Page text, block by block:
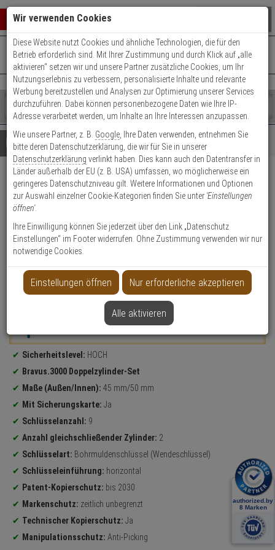
Warenkorb schließen
0 ARTIKEL IM WARENKORB
Ihr Warenkorb ist momentan leer.
Ergebnisse ()
Fertig
Shop
durchsuchen
Bitte
geben
Sie
mindestens
Zeichen
ein,
um
Suche
Es
wurde
noch
Kategorien
Suche
gestartet
+49 (0)821 899 493-0Mo. - Do.: 8:00 - 16:30 | Fr.: 8:00 - 14:00 Uhr
Kontaktservice nutzen
Details Beratung
2er Abus Bravus 3000
Doppelzylinder 45/50 9 Schl.
Produktmerkmale
Zylinder messen
Produktinformationen
Sicherheitslevel: HOCH
Bravus.3000 Doppelzylinder-Set
Maße (Außen/Innen): 45 mm/50 mm
Mit Sicherungskarte: Ja
Schlüsselanzahl: 9
Anzahl gleichschließender Zylinder: 2
Schlüsselart: Bohrmuldenschlüssel (Wendeschlüssel)
Schlüsseleinführung: horizontal
Patent-Kopierschutz: bis 2030
Markenschutz: zeitlich unbegrenzt
Technischer Kopierschutz: Ja
Manipulationsschutz: Anti-Picking
Wir verwenden Cookies
Diese Website nutzt Cookies und ähnliche Technologien, die für den
Betrieb erforderlich sind. Mit Ihrer Zustimmung und durch Klick auf „alle
aktivieren“ setzen wir und unsere Partner zusätzliche Cookies, um Ihr
Nutzungserlebnis zu verbessern, personalisierte Inhalte und relevante
Werbung bereitzustellen und Analysen zur Optimierung unserer Services
durchzuführen. Dabei können personenbezogene Daten wie Ihre IP-
Adresse verarbeitet werden, um Inhalte an Ihre Interessen anzupassen.
Wie unsere Partner, z. B. Google , Ihre Daten verwenden, entnehmen Sie
bitte deren Datenschutzerklärung, die wir für Sie in unserer
Datenschutzerklärung verlinkt haben. Dies kann auch den Datentransfer in
Länder außerhalb der EU (z. B. USA) umfassen, wo möglicherweise ein
geringeres Datenschutzniveau gilt. Weitere Informationen und Optionen
zur Auswahl einzelner Cookie-Kategorien finden Sie unter 'Einstellungen
öffnen'.
Ihre Einwilligung können Sie jederzeit über den Link „Datenschutz
Einstellungen“ im Footer widerrufen. Ohne Zustimmung verwenden wir nur
notwendige Cookies.
Einstellungen öffnen Nur erforderliche akzeptieren
Alle aktivieren